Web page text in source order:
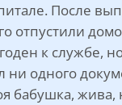
После
отпустили
к службе,
ни одного
бабушка, жива,